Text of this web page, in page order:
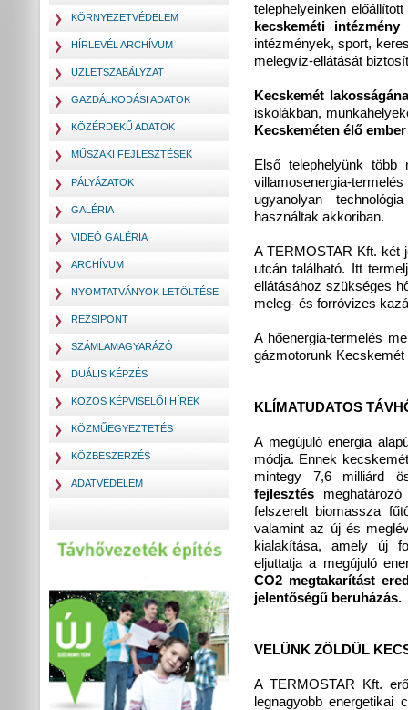
KÖRNYEZETVÉDELEM
HÍRLEVÉL ARCHÍVUM
ÜZLETSZABÁLYZAT
GAZDÁLKODÁSI ADATOK
KÖZÉRDEKŰ ADATOK
MŰSZAKI FEJLESZTÉSEK
PÁLYÁZATOK
GALÉRIA
VIDEÓ GALÉRIA
ARCHÍVUM
NYOMTATVÁNYOK LETÖLTÉSE
REZSIPONT
SZÁMLAMAGYARÁZÓ
DUÁLIS KÉPZÉS
KÖZÖS KÉPVISELŐI HÍREK
KÖZMŰEGYEZTETÉS
KÖZBESZERZÉS
ADATVÉDELEM
telephelyeinken
kecskeméti intézmény
intézmények, sport,
melegvíz-ellátását
Kecskemét
iskolákban,
Kecskeméten élő
Első telephelyünk
villamosenergia-
ugyanolyan
használtak akkoriban.
A TERMOSTAR Kft. két
utcán található. Itt
ellátásához szükséges
meleg- és forróvizes
A hőenergia-termelés
gázmotorunk
KLÍMATUDATOS
A megújuló energia
módja. Ennek
mintegy 7,6 milliárd
fejlesztés
felszerelt biomassza
valamint az új és
kialakítása, amely új
eljuttatja a megújuló
CO2 megtakarítást
jelentőségű beruházás.
VELÜNK ZÖLDÜL
A TERMOSTAR Kft.
legnagyobb energetikai